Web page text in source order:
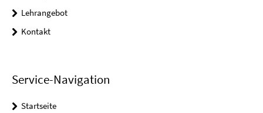
Lehrangebot
Kontakt
Service-Navigation
Startseite